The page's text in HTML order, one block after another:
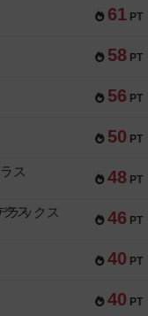
61 PT
58 PT
56 PT
50 PT
48 PT
ス
46 PT
ラックス
40 PT
40 PT